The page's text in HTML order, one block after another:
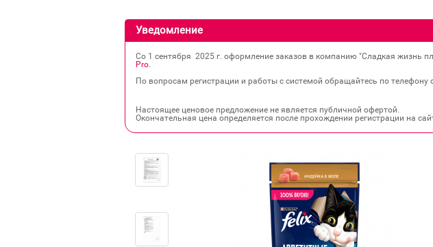
Уведомление
Со 1 сентября 2025 г. оформление заказов в компанию "Сладкая жизнь
Pro.
По вопросам регистрации и работы с системой обращайтесь по телефону
Настоящее ценовое предложение не является публичной офертой.
Окончательная цена определяется после прохождении регистрации на